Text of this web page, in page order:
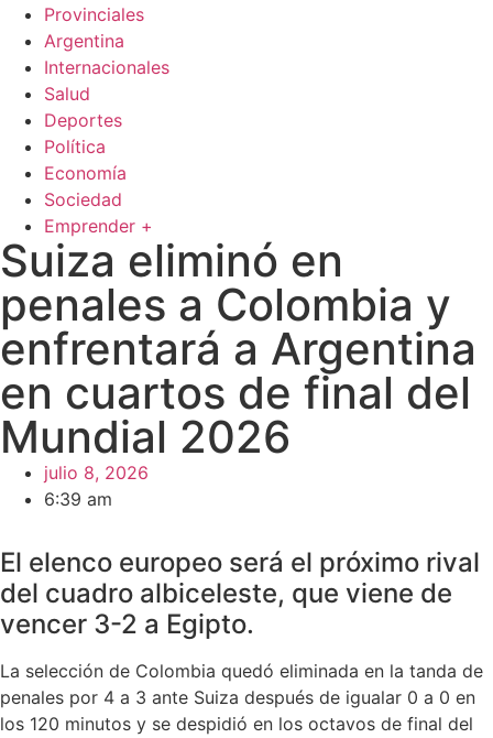
Provinciales
Argentina
Internacionales
Salud
Deportes
Política
Economía
Sociedad
Emprender +
Suiza eliminó en
penales a Colombia y
enfrentará a Argentina
en cuartos de final del
Mundial 2026
julio 8, 2026
6:39 am
El elenco europeo será el próximo rival
del cuadro albiceleste, que viene de
vencer 3-2 a Egipto.
La selección de Colombia quedó eliminada en la tanda de
penales por 4 a 3 ante Suiza después de igualar 0 a 0 en
los 120 minutos y se despidió en los octavos de final del